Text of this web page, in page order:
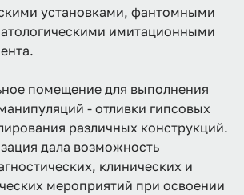
установками, фантомными
имитационными
помещение для выполнения
- отливки гипсовых
различных конструкций.
дала возможность
клинических и
мероприятий при освоении